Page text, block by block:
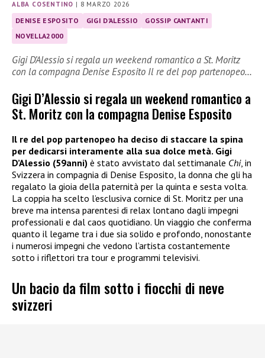
ALBA COSENTINO | 8 MARZO 2026
DENISE ESPOSITO GIGI D'ALESSIO
GOSSIP CANTANTI
NOVELLA2000
Gigi D’Alessio si regala un weekend romantico a St. Moritz
con la compagna Denise Esposito Il re del pop partenopeo…
Gigi D’Alessio si regala un weekend romantico a
St. Moritz con la compagna Denise Esposito
Il re del pop partenopeo ha deciso di staccare la spina
per dedicarsi interamente alla sua dolce metà. Gigi
D’Alessio (59anni) è stato avvistato dal settimanale Chi, in
Svizzera in compagnia di Denise Esposito, la donna che gli ha
regalato la gioia della paternità per la quinta e sesta volta.
La coppia ha scelto l’esclusiva cornice di St. Moritz per una
breve ma intensa parentesi di relax lontano dagli impegni
professionali e dal caos quotidiano. Un viaggio che conferma
quanto il legame tra i due sia solido e profondo, nonostante
i numerosi impegni che vedono l’artista costantemente
sotto i riflettori tra tour e programmi televisivi.
Un bacio da film sotto i fiocchi di neve
svizzeri